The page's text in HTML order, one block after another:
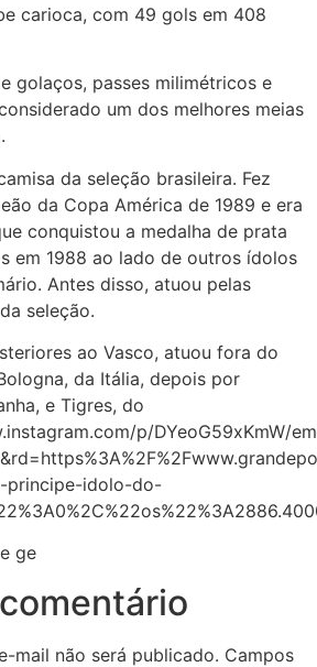
carioca, com 49 gols em 408
golaços, passes milimétricos e
um dos melhores meias
da seleção brasileira. Fez
da Copa América de 1989 e era
conquistou a medalha de prata
em 1988 ao lado de outros ídolos
Antes disso, atuou pelas
seleção.
ao Vasco, atuou fora do
da Itália, depois por
e Tigres, do
p/DYeoG59xKmW/
principe-idolo-do-
ge
mail não será publicado. Campos